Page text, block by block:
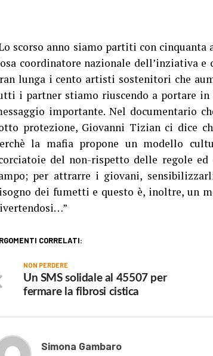
scorso anno siamo partiti con
coordinatore nazionale dell’inziativa
lunga i cento artisti sostenitori che
i partner stiamo riuscendo a portare in
importante. Nel documentario
protezione, Giovanni Tizian ci dice
la mafia propone un modello
del non-rispetto delle regole ed
per attrarre i giovani,
dei fumetti e questo è, inoltre, un
CORRELATI:
NON PERDERE
Un SMS solidale al 45507 per
fermare la fibrosi cistica
Simona Gambaro